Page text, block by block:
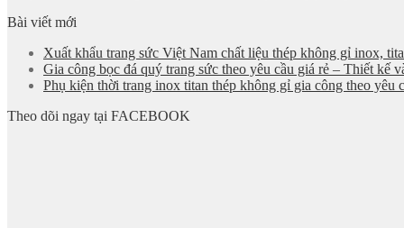
Bài viết mới
Xuất khẩu trang sức Việt Nam chất liệu thép không gỉ inox,
Gia công bọc đá quý trang sức theo yêu cầu giá rẻ – Thiết kế
Phụ kiện thời trang inox titan thép không gỉ gia công theo yêu
Theo dõi ngay tại FACEBOOK